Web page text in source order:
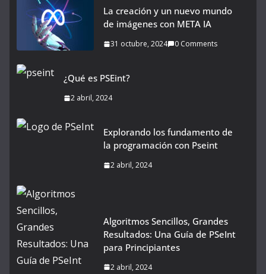
La creación y un nuevo mundo
de imágenes con META IA
31 octubre, 2024 0 Comments
¿Qué es PSEint?
2 abril, 2024
Explorando los fundamento de
la programación con Pseint
2 abril, 2024
Algoritmos Sencillos, Grandes
Resultados: Una Guía de PSeInt
para Principiantes
2 abril, 2024